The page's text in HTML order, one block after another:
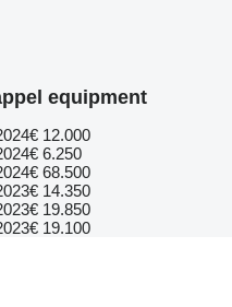
equipment
€ 12.000
€ 6.250
€ 68.500
€ 14.350
€ 19.850
€ 19.100